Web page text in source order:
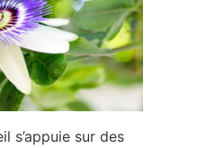
s’appuie sur des